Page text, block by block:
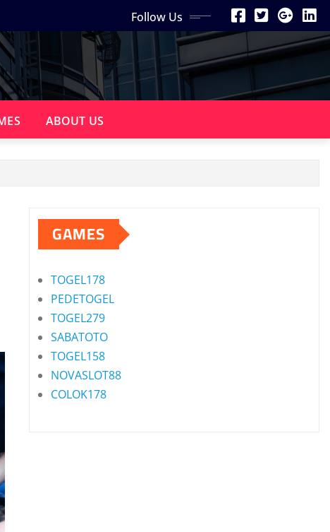
Follow Us
ABOUT US
GAMES
TOGEL178
PEDETOGEL
TOGEL279
SABATOTO
TOGEL158
NOVASLOT88
COLOK178